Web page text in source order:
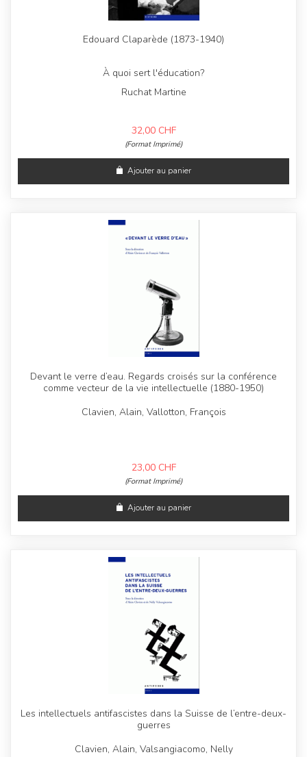
Edouard Claparède (1873-1940)
À quoi sert l'éducation?
Ruchat Martine
32,00 CHF
(Format Imprimé)
Ajouter au panier
Devant le verre d’eau. Regards croisés sur la conférence
comme vecteur de la vie intellectuelle (1880-1950)
Clavien, Alain, Vallotton, François
23,00 CHF
(Format Imprimé)
Ajouter au panier
Les intellectuels antifascistes dans la Suisse de l’entre-deux-
guerres
Clavien, Alain, Valsangiacomo, Nelly